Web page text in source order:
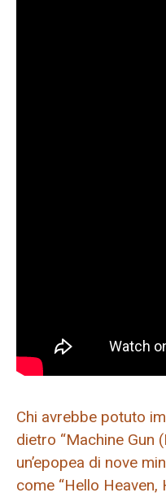
Chi avrebbe potuto
dietro “Machine Gun
un’epopea di nove
come “Hello Heaven,